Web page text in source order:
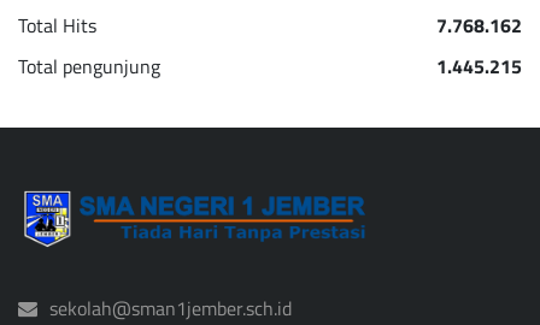
Total Hits
7.768.162
Total pengunjung
1.445.215
sekolah@sman1jember.sch.id